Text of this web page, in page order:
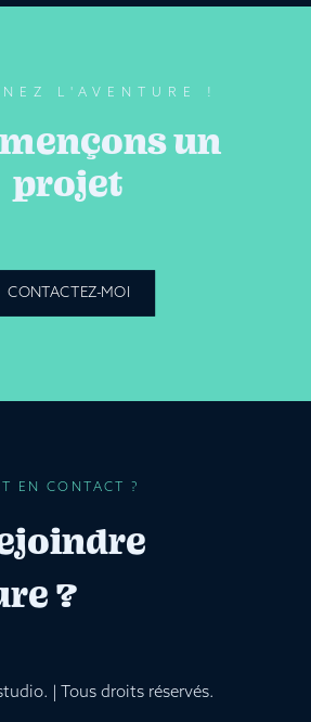
L'AVENTURE !
un
projet
CONTACTEZ-MOI
EN CONTACT ?
?
| Tous droits réservés.